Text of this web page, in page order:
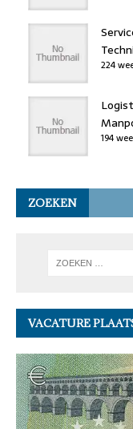
224
194
ZOEKEN
VACATURE